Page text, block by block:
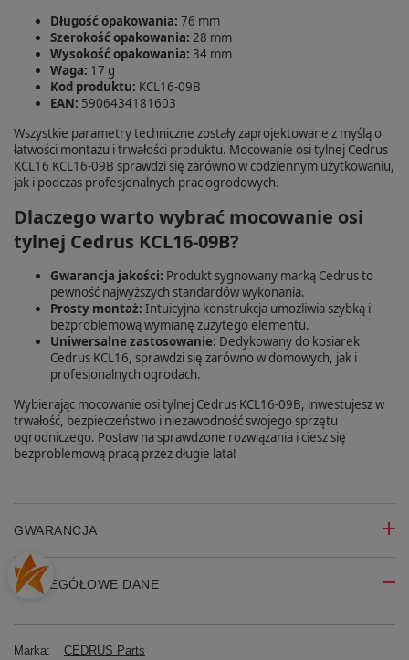
Długość opakowania: 76 mm
Szerokość opakowania: 28 mm
Wysokość opakowania: 34 mm
Waga: 17 g
Kod produktu: KCL16-09B
EAN: 5906434181603
Wszystkie parametry techniczne zostały zaprojektowane z myślą o
łatwości montażu i trwałości produktu. Mocowanie osi tylnej Cedrus
KCL16 KCL16-09B sprawdzi się zarówno w codziennym użytkowaniu,
jak i podczas profesjonalnych prac ogrodowych.
Dlaczego warto wybrać mocowanie osi
tylnej Cedrus KCL16-09B?
Gwarancja jakości: Produkt sygnowany marką Cedrus to
pewność najwyższych standardów wykonania.
Prosty montaż: Intuicyjna konstrukcja umożliwia szybką i
bezproblemową wymianę zużytego elementu.
Uniwersalne zastosowanie: Dedykowany do kosiarek
Cedrus KCL16, sprawdzi się zarówno w domowych, jak i
profesjonalnych ogrodach.
Wybierając mocowanie osi tylnej Cedrus KCL16-09B, inwestujesz w
trwałość, bezpieczeństwo i niezawodność swojego sprzętu
ogrodniczego. Postaw na sprawdzone rozwiązania i ciesz się
bezproblemową pracą przez długie lata!
GWARANCJA
SZCZEGÓŁOWE DANE
Marka:
CEDRUS Parts